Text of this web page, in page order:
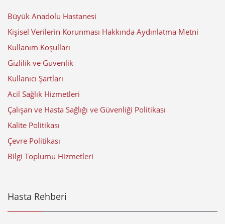
Büyük Anadolu Hastanesi
Kişisel Verilerin Korunması Hakkında Aydınlatma Metni
Kullanım Koşulları
Gizlilik ve Güvenlik
Kullanıcı Şartları
Acil Sağlık Hizmetleri
Çalışan ve Hasta Sağlığı ve Güvenliği Politikası
Kalite Politikası
Çevre Politikası
Bilgi Toplumu Hizmetleri
Hasta Rehberi